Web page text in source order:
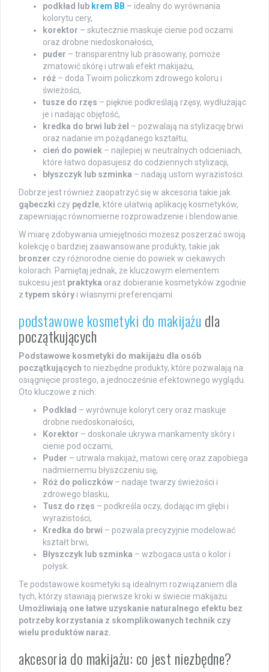
podkład lub krem BB – idealny do wyrównania
kolorytu cery,
korektor – skutecznie maskuje cienie pod oczami
oraz drobne niedoskonałości,
puder – transparentny lub prasowany, pomoże
zmatowić skórę i utrwali efekt makijażu,
róż – doda Twoim policzkom zdrowego koloru i
świeżości,
tusze do rzęs – pięknie podkreślają rzęsy, wydłużając
je i nadając objętość,
kredka do brwi lub żel – pozwalają na stylizację brwi
oraz nadanie im pożądanego kształtu,
cień do powiek – najlepiej w neutralnych odcieniach,
które łatwo dopasujesz do codziennych stylizacji,
błyszczyk lub szminka – nadają ustom wyrazistości.
Dobrze jest również zaopatrzyć się w akcesoria takie jak
gąbeczki czy pędzle, które ułatwią aplikację kosmetyków,
zapewniając równomierne rozprowadzenie i blendowanie.
W miarę zdobywania umiejętności możesz poszerzać swoją
kolekcję o bardziej zaawansowane produkty, takie jak
bronzer czy różnorodne cienie do powiek w ciekawych
kolorach. Pamiętaj jednak, że kluczowym elementem
sukcesu jest praktyka oraz dobieranie kosmetyków zgodnie
z typem skóry i własnymi preferencjami.
podstawowe kosmetyki do makijażu dla
początkujących
Podstawowe kosmetyki do makijażu dla osób
początkujących to niezbędne produkty, które pozwalają na
osiągnięcie prostego, a jednocześnie efektownego wyglądu.
Oto kluczowe z nich:
Podkład – wyrównuje koloryt cery oraz maskuje
drobne niedoskonałości,
Korektor – doskonale ukrywa mankamenty skóry i
cienie pod oczami,
Puder – utrwala makijaż, matowi cerę oraz zapobiega
nadmiernemu błyszczeniu się,
Róż do policzków – nadaje twarzy świeżości i
zdrowego blasku,
Tusz do rzęs – podkreśla oczy, dodając im głębi i
wyrazistości,
Kredka do brwi – pozwala precyzyjnie modelować
kształt brwi,
Błyszczyk lub szminka – wzbogaca usta o kolor i
połysk.
Te podstawowe kosmetyki są idealnym rozwiązaniem dla
tych, którzy stawiają pierwsze kroki w świecie makijażu.
Umożliwiają one łatwe uzyskanie naturalnego efektu bez
potrzeby korzystania z skomplikowanych technik czy
wielu produktów naraz.
akcesoria do makijażu: co jest niezbędne?